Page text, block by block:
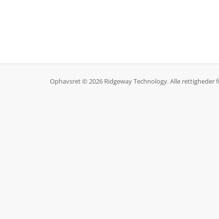
Ophavsret © 2026 Ridgeway Technology. Alle rettigheder